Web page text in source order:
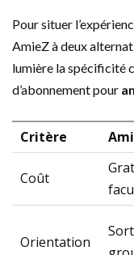
Pour situer
AmieZ à deux
lumière la spécificité
d’abonnement pour
Critère
Coût
Orientation